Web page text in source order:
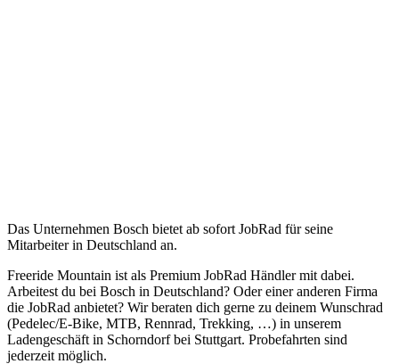
Das Unternehmen Bosch bietet ab sofort JobRad für seine
Mitarbeiter in Deutschland an.
Freeride Mountain ist als Premium JobRad Händler mit dabei.
Arbeitest du bei Bosch in Deutschland? Oder einer anderen Firma
die JobRad anbietet? Wir beraten dich gerne zu deinem Wunschrad
(Pedelec/E-Bike, MTB, Rennrad, Trekking, …) in unserem
Ladengeschäft in Schorndorf bei Stuttgart. Probefahrten sind
jederzeit möglich.